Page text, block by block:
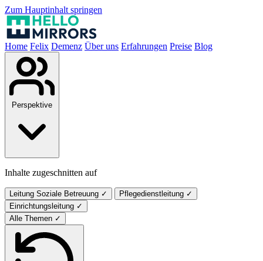
Zum Hauptinhalt springen
Home Felix Demenz Über uns Erfahrungen Preise Blog
Perspektive
Inhalte zugeschnitten auf
Leitung Soziale Betreuung ✓ Pflegedienstleitung ✓
Einrichtungsleitung ✓
Alle Themen ✓